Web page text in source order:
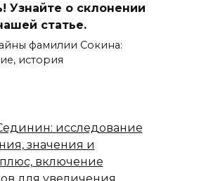
Узнайте о склонении
статье.
фамилии Сокина:
история